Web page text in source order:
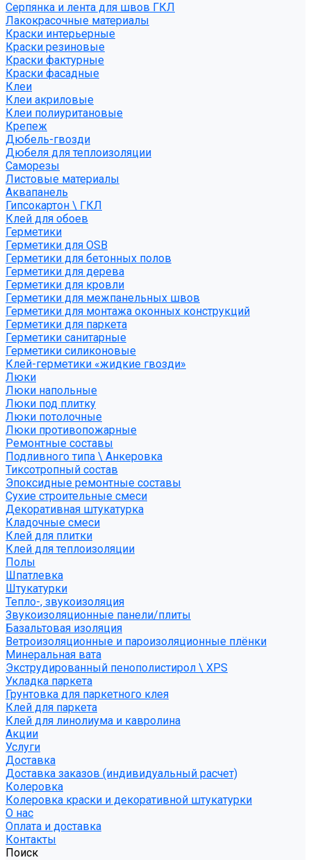
Серпянка и лента для швов ГКЛ
Лакокрасочные материалы
Краски интерьерные
Краски резиновые
Краски фактурные
Краски фасадные
Клеи
Клеи акриловые
Клеи полиуритановые
Крепеж
Дюбель-гвозди
Дюбеля для теплоизоляции
Саморезы
Листовые материалы
Аквапанель
Гипсокартон \ ГКЛ
Клей для обоев
Герметики
Герметики для OSB
Герметики для бетонных полов
Герметики для дерева
Герметики для кровли
Герметики для межпанельных швов
Герметики для монтажа оконных конструкций
Герметики для паркета
Герметики санитарные
Герметики силиконовые
Клей-герметики «жидкие гвозди»
Люки
Люки напольные
Люки под плитку
Люки потолочные
Люки противопожарные
Ремонтные составы
Подливного типа \ Анкеровка
Тиксотропный состав
Эпоксидные ремонтные составы
Сухие строительные смеси
Декоративная штукатурка
Кладочные смеси
Клей для плитки
Клей для теплоизоляции
Полы
Шпатлевка
Штукатурки
Тепло-, звукоизоляция
Звукоизоляционные панели/плиты
Базальтовая изоляция
Ветроизоляционные и пароизоляционные плёнки
Минеральная вата
Экструдированный пенополистирол \ XPS
Укладка паркета
Грунтовка для паркетного клея
Клей для паркета
Клей для линолиума и кавролина
Акции
Услуги
Доставка
Доставка заказов (индивидуальный расчет)
Колеровка
Колеровка краски и декоративной штукатурки
О нас
Оплата и доставка
Контакты
Поиск